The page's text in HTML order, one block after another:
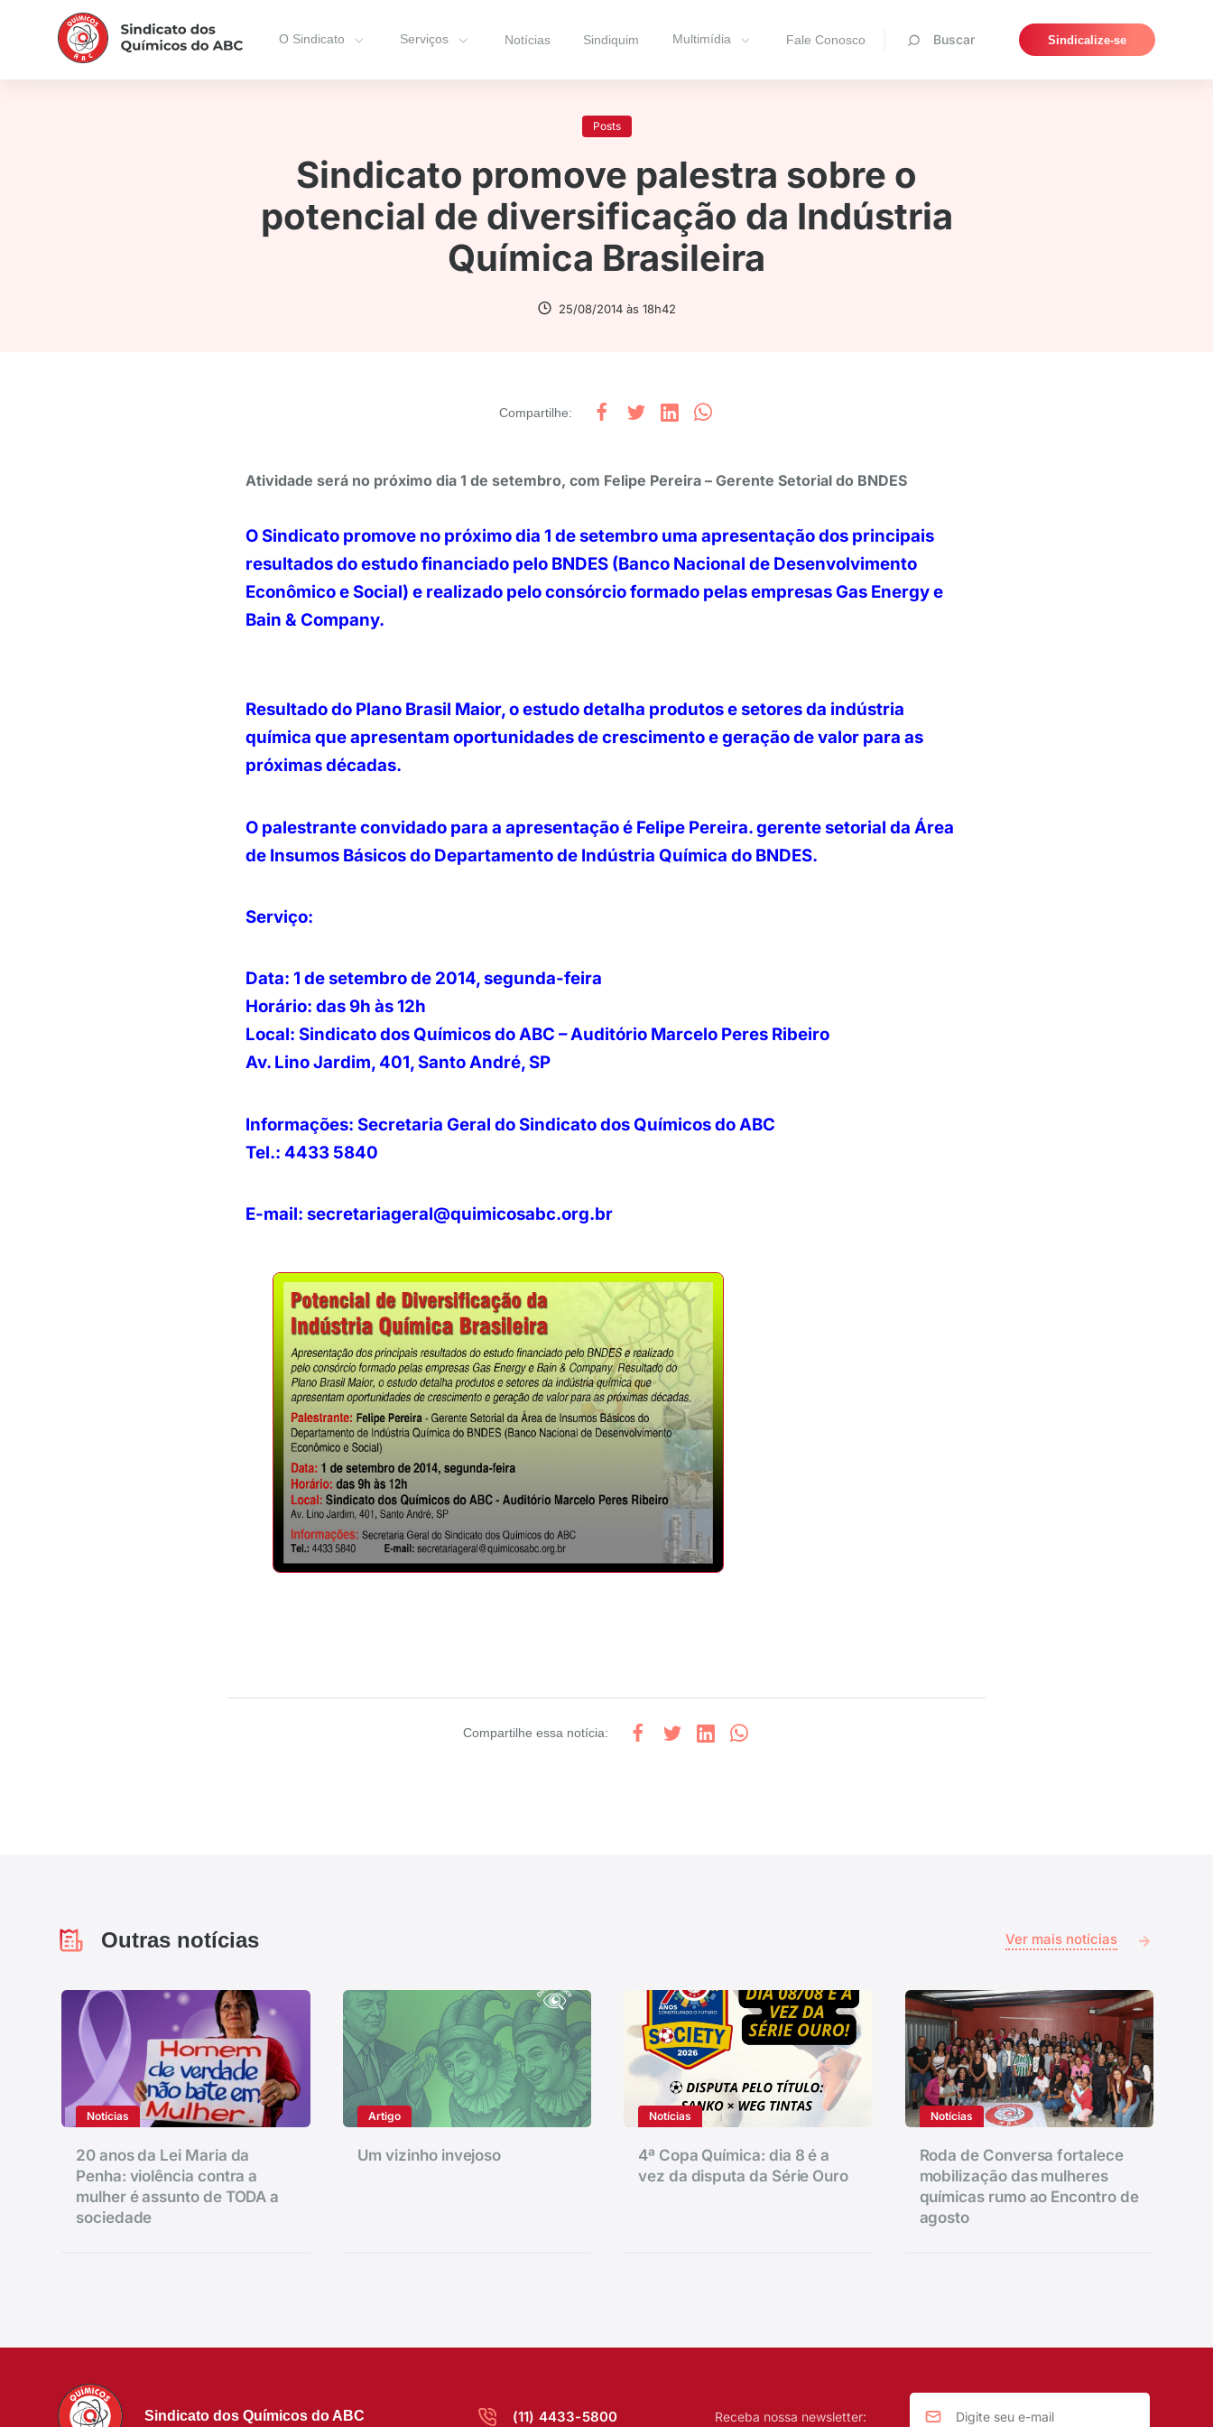
O Sindicato Serviços Notícias Sindiquim Multimídia Fale Conosco Buscar Sindicalize-se
Pesquisar
Posts
Sindicato promove palestra sobre o
potencial de diversificação da Indústria
Química Brasileira
25/08/2014 às 18h42
Compartilhe:
Atividade será no próximo dia 1 de setembro, com Felipe Pereira – Gerente Setorial do BNDES
O Sindicato promove no próximo dia 1 de setembro uma apresentação dos principais
resultados do estudo financiado pelo BNDES (Banco Nacional de Desenvolvimento
Econômico e Social) e realizado pelo consórcio formado pelas empresas Gas Energy e
Bain & Company.
Resultado do Plano Brasil Maior, o estudo detalha produtos e setores da indústria
química que apresentam oportunidades de crescimento e geração de valor para as
próximas décadas.
O palestrante convidado para a apresentação é Felipe Pereira. gerente setorial da Área
de Insumos Básicos do Departamento de Indústria Química do BNDES.
Serviço:
Data: 1 de setembro de 2014, segunda-feira
Horário: das 9h às 12h
Local: Sindicato dos Químicos do ABC – Auditório Marcelo Peres Ribeiro
Av. Lino Jardim, 401, Santo André, SP
Informações: Secretaria Geral do Sindicato dos Químicos do ABC
Tel.: 4433 5840
E-mail: secretariageral@quimicosabc.org.br
Compartilhe essa notícia:
Outras notícias Ver mais notícias
Notícias
20 anos da Lei Maria da
Penha: violência contra a
mulher é assunto de TODA a
sociedade
Artigo
Um vizinho invejoso
Notícias
4ª Copa Química: dia 8 é a
vez da disputa da Série Ouro
Notícias
Roda de Conversa fortalece
mobilização das mulheres
químicas rumo ao Encontro de
agosto
Sindicato dos Químicos do ABC (11) 4433-5800 Receba nossa newsletter: